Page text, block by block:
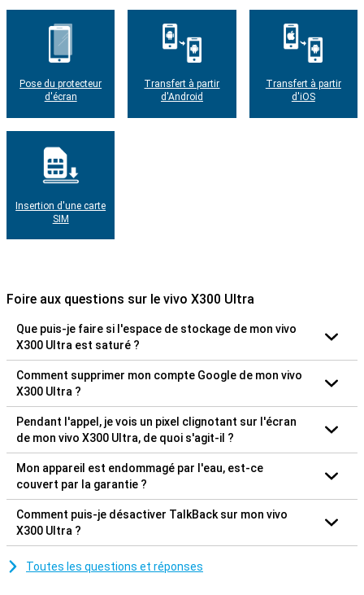
Pose du protecteur
d'écran
Transfert à partir
d'Android
Transfert à partir
d'iOS
Insertion d'une carte
SIM
Foire aux questions sur le vivo X300 Ultra
Que puis-je faire si l'espace de stockage de mon vivo
X300 Ultra est saturé ?
Comment supprimer mon compte Google de mon vivo
X300 Ultra ?
Pendant l'appel, je vois un pixel clignotant sur l'écran
de mon vivo X300 Ultra, de quoi s'agit-il ?
Mon appareil est endommagé par l'eau, est-ce
couvert par la garantie ?
Comment puis-je désactiver TalkBack sur mon vivo
X300 Ultra ?
Toutes les questions et réponses